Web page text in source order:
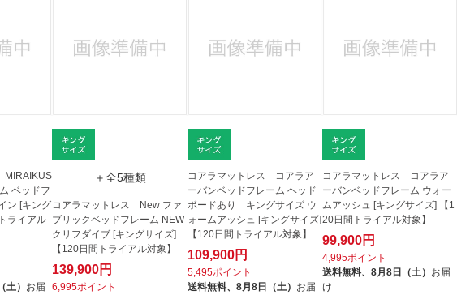
ベッドフ
ン [キング
ライアル
土） お届
＋全5種類
コアラマットレス New ファ
ブリックベッドフレーム NEW
クリフダイブ [キングサイズ]
【120日間トライアル対象】
139,900円
6,995ポイント
コアラマットレス コアラア
ーバンベッドフレーム ヘッド
ボードあり キングサイズ ウ
ォームアッシュ [キングサイズ]
【120日間トライアル対象】
109,900円
5,495ポイント
送料無料、 8月8日（土） お届
コアラマットレス コアラア
ーバンベッドフレーム ウォー
ムアッシュ [キングサイズ] 【1
20日間トライアル対象】
99,900円
4,995ポイント
送料無料、8月8日（土） お届
け